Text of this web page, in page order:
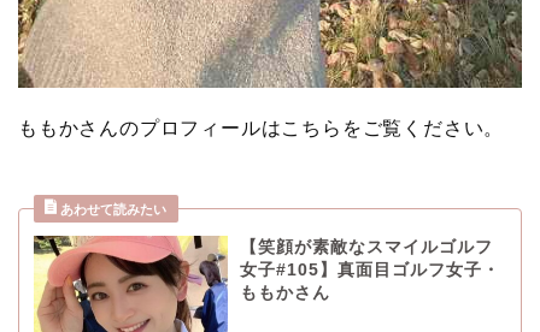
ももかさんのプロフィールはこちらをご覧ください。
【笑顔が素敵なスマイルゴルフ
女子#105】真面目ゴルフ女子・
ももかさん